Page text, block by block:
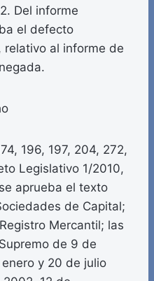
Del informe
el defecto
relativo al informe de
196, 197, 204, 272,
Legislativo 1/2010,
aprueba el texto
de Capital;
Mercantil; las
de 9 de
y 20 de julio